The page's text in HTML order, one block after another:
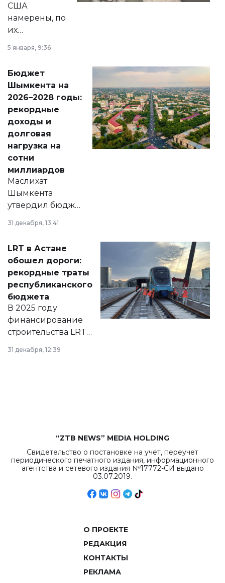
США
намерены, по
их
принести
народу
Венесуэлы.
5 января, 9:36
Бюджет
Шымкента на
2026–2028 годы:
рекордные
доходы и
долговая
нагрузка на
сотни
миллиардов
Маслихат
Шымкента
утвердил бюджет
города на 2026–
2028 годы.
документ
появился в базе
нормативных
правовых актов и
на сайте маслихат
города.
31 декабря, 13:41
LRT в Астане
обошел дороги:
рекордные траты
республиканского
бюджета
В 2025 году
финансирование
строительства LRT
в Астане из
республиканского
31 декабря, 12:39
“ZTB NEWS” MEDIA HOLDING
Свидетельство о постановке на учет, переучет
периодического печатного издания, информационного
агентства и сетевого издания №17772-СИ выдано
03.07.2019.
О ПРОЕКТЕ
РЕДАКЦИЯ
КОНТАКТЫ
РЕКЛАМА